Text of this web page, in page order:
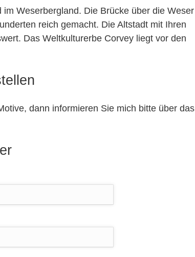
Weserbergland. Die Brücke über die Weser
reich gemacht. Die Altstadt mit Ihren
Das Weltkulturerbe Corvey liegt vor den
dann informieren Sie mich bitte über das